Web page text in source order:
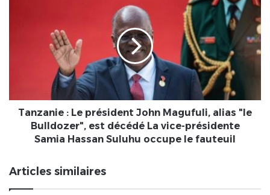
Bulldozer",
Samia
Hassan
Tanzanie : Le président John Magufuli, alias "le
Bulldozer", est décédé La vice-présidente
Samia Hassan Suluhu occupe le fauteuil
Articles similaires